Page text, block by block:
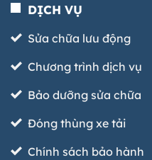
DỊCH VỤ
Sửa chữa lưu động
Chương trình dịch vụ
Bảo dưỡng sửa chữa
Đóng thùng xe tải
Chính sách bảo hành